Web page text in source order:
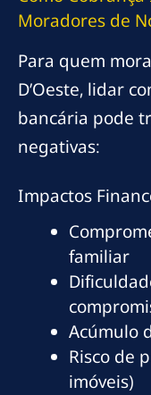
Moradores de
Para quem
D’Oeste, lidar
bancária pode
negativas:
Impactos
familiar
Acúmulo
Risco de
imóveis)